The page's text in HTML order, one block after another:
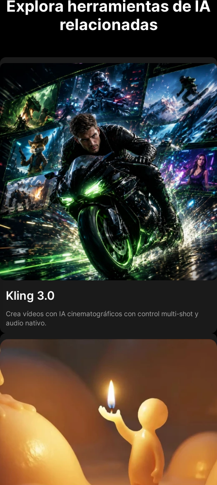
Explora herramientas de IA
relacionadas
Kling 3.0
Crea vídeos con IA cinematográficos con control multi-shot y
audio nativo.